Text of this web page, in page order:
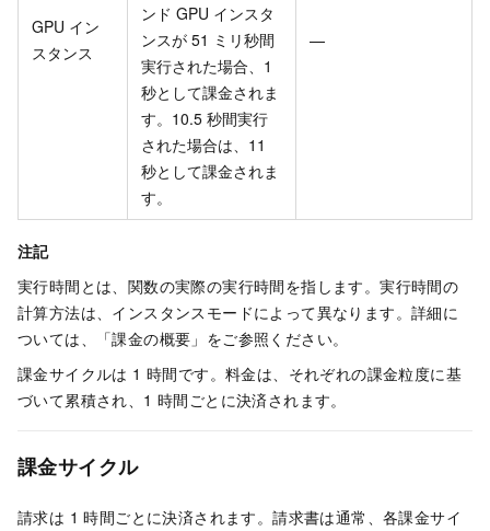
GPU イン
スタンス
ンド GPU インスタ
ンスが 51 ミリ秒間
実行された場合、1
秒として課金されま
す。10.5 秒間実行
された場合は、11
秒として課金されま
す。
—
注記
実行時間とは、関数の実際の実行時間を指します。実行時間の
計算方法は、インスタンスモードによって異なります。詳細に
ついては、「課金の概要」をご参照ください。
課金サイクルは 1 時間です。料金は、それぞれの課金粒度に基
づいて累積され、1 時間ごとに決済されます。
課金サイクル
請求は 1 時間ごとに決済されます。請求書は通常、各課金サイ